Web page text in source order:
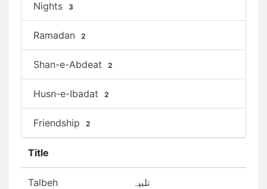
Nights 3
Ramadan 2
Shan-e-Abdeat 2
Husn-e-Ibadat 2
Friendship 2
Title
Talbeh تلبیہ